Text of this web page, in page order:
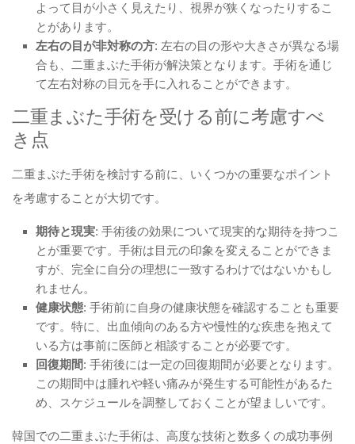
よって目が小さく見えたり、視界が狭くなったりするこ
とがあります。
左右の目が非対称の方: 左右の目の形や大きさが異なる場
合も、二重まぶた手術が解決策となります。手術を通じ
て左右対称の目元を手に入れることができます。
二重まぶた手術を受ける前に考慮すべ
き点
二重まぶた手術を検討する前に、いくつかの重要なポイント
を考慮することが大切です。
期待と現実: 手術後の効果について現実的な期待を持つこ
とが重要です。手術は目元の印象を変えることができま
すが、完全に自分の理想に一致するわけではないかもし
れません。
健康状態: 手術前に自身の健康状態を確認することも重要
です。特に、出血傾向のある方や慢性的な疾患を抱えて
いる方は事前に医師と相談することが必要です。
回復期間: 手術後には一定の回復期間が必要となります。
この期間中は腫れや軽い痛みが発生する可能性があるた
め、スケジュールを調整しておくことが望ましいです。
韓国での二重まぶた手術は、高度な技術と数多くの成功事例